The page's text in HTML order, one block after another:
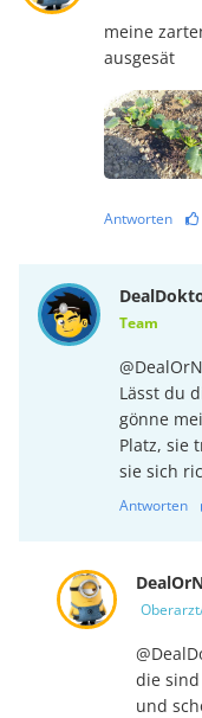
meine
ausgesät
Antworten
Team
Lässt du
gönne
Platz, sie
sie sich
Antworten
die sind
und